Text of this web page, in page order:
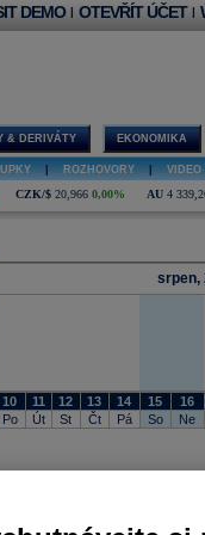
DEMO | OTEVŘÍT ÚČET |
& DERIVÁTY EKONOMIKA
ROZHOVORY VIDEO
CZK/$ 20,966 0,00% AU 4
srpen,
10 11 12 13 14 15 16
Po Út St Čt Pá So Ne